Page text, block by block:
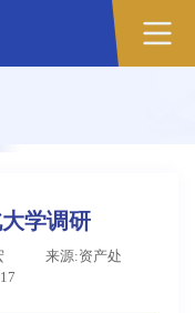
学调研
来源:资产处